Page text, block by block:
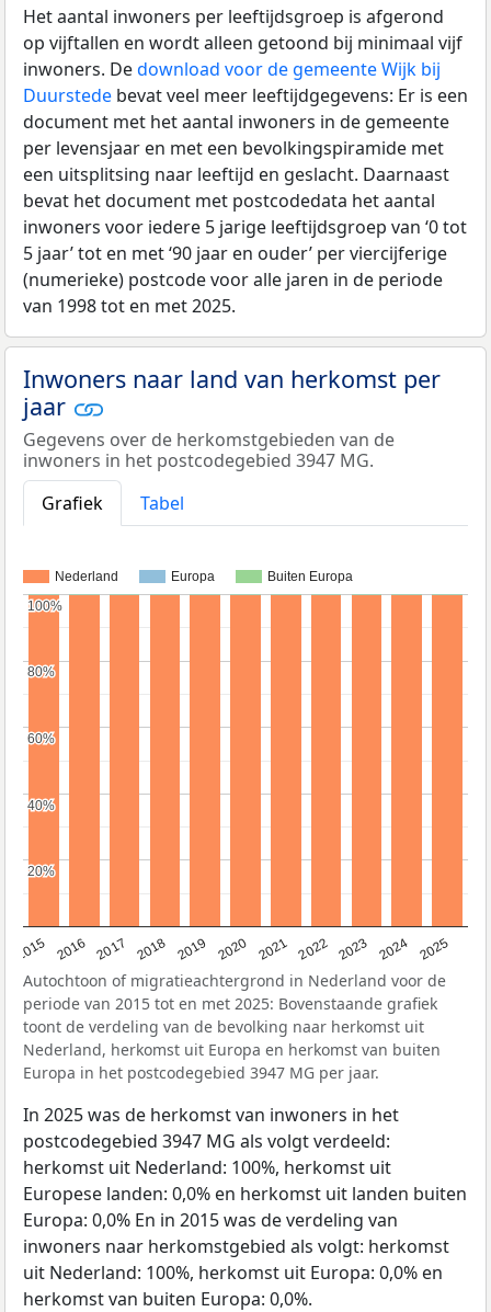
Het aantal inwoners per leeftijdsgroep is afgerond
op vijftallen en wordt alleen getoond bij minimaal vijf
inwoners. Dedownload voor de gemeente Wijk bij
Duurstede bevat veel meer leeftijdgegevens: Er is een
document met het aantal inwoners in de gemeente
per levensjaar en met een bevolkingspiramide met
een uitsplitsing naar leeftijd en geslacht. Daarnaast
bevat het document met postcodedata het aantal
inwoners voor iedere 5 jarige leeftijdsgroep van ‘0 tot
5 jaar’ tot en met ‘90 jaar en ouder’ per viercijferige
(numerieke) postcode voor alle jaren in de periode
van 1998 tot en met 2025.
Inwoners naar land van herkomst per
jaar
Gegevens over de herkomstgebieden van de
inwoners in het postcodegebied 3947 MG.
Grafiek
Tabel
Nederland Europa Buiten Europa
2015 2016 2017 2018 2019 2020 2021 2022 2023 2024 2025
20%
20%
40%
40%
60%
60%
80%
80%
100%
100%
Autochtoon of migratieachtergrond in Nederland voor de
periode van 2015 tot en met 2025: Bovenstaande grafiek
toont de verdeling van de bevolking naar herkomst uit
Nederland, herkomst uit Europa en herkomst van buiten
Europa in het postcodegebied 3947 MG per jaar.
In 2025 was de herkomst van inwoners in het
postcodegebied 3947 MG als volgt verdeeld:
herkomst uit Nederland: 100%, herkomst uit
Europese landen: 0,0% en herkomst uit landen buiten
Europa: 0,0% En in 2015 was de verdeling van
inwoners naar herkomstgebied als volgt: herkomst
uit Nederland: 100%, herkomst uit Europa: 0,0% en
herkomst van buiten Europa: 0,0%.